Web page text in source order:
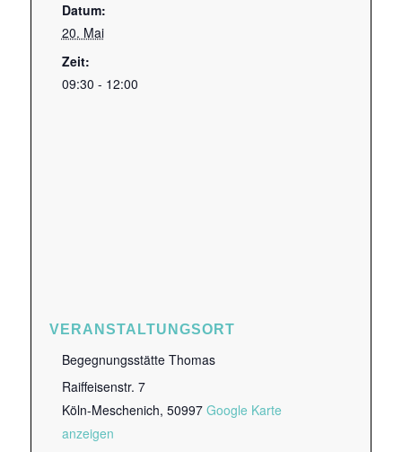
Datum:
20. Mai
Zeit:
09:30 - 12:00
VERANSTALTUNGSORT
Begegnungsstätte Thomas
Raiffeisenstr. 7
Köln-Meschenich, 50997 Google Karte
anzeigen